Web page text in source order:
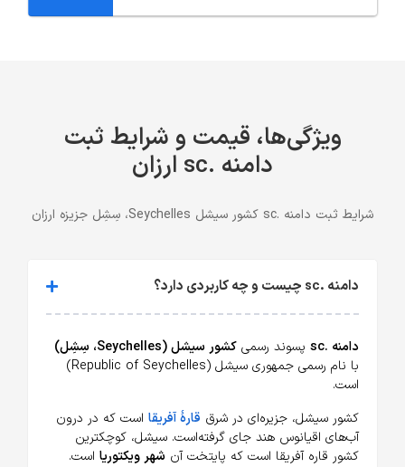
ویژگی‌ها، قیمت و شرایط ثبت
دامنه .sc ارزان
شرایط ثبت دامنه .sc کشور سیشل Seychelles، سِشِل جزیزه ارزان
دامنه .sc چیست و چه کاربردی دارد؟
دامنه .sc پسوند رسمی کشور سیشل (Seychelles، سِشِل)
با نام رسمی جمهوری سیشل (Republic of Seychelles)
است.
کشور سیشل، جزیره‌ای در شرق قارهٔ آفریقا است که در درون
آب‌های اقیانوس هند جای گرفته‌است. سیشل، کوچکترین
کشور قاره آفریقا است که پایتخت آن شهر ویکتوریا است.